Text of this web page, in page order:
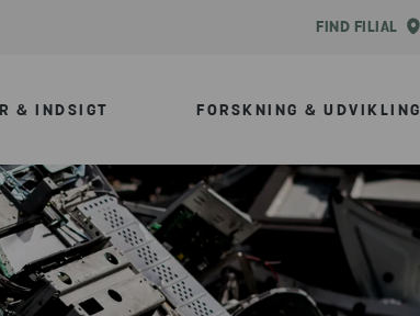
FIND FILIAL
& INDSIGT FORSKNING & UDVIKLING